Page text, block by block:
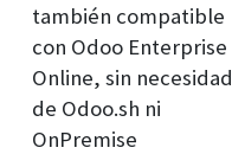
también compatible
con Odoo Enterprise
Online, sin necesidad
de Odoo.sh ni
OnPremise